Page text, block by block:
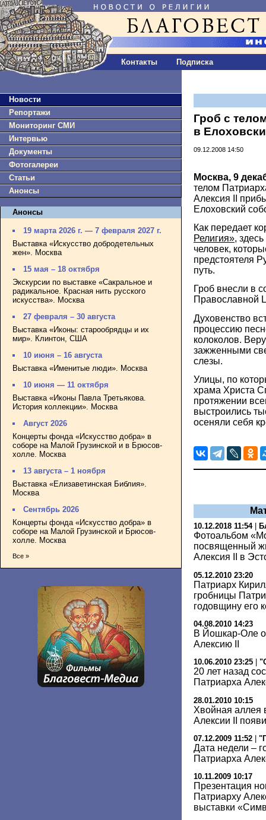
Контакты Подписка
Новости
Репортажи
Мониторинг СМИ
Интервью
Документы
Фотогалереи
Статьи
Анонсы
Анонсы
19 марта 2026 г. — 7 февраля 2027 г.
Выставка «Искусство добродетельных
жен». Москва
15 мая – 18 октября
Экскурсии по выставке «Сакральное и
радикальное. Красная нить русского
искусства». Москва
27 февраля – 30 августа
Выставка «Иконы: старообрядцы и их
мир». Клинтон, США
10 июня – 16 августа
Выставка «Именитые люди». Москва
10 июня — 11 октября
Выставка «Иконы Павла Третьякова.
История коллекции». Москва
Август 2026
Концерты фонда «Искусство добра» в
соборе на Малой Грузинской и в Брюсов-
холле. Москва
13 августа – 1 ноября
Выставка «Елизаветинская Библия».
Москва
Сентябрь 2026
Концерты фонда «Искусство добра» в
соборе на Малой Грузинской и Брюсов-
холле. Москва
Все »
Гроб с
в
09.12.2008 14:50
Москва, 9
телом
Алексия II
Елоховский
Как передает
Религия»,
человек,
предстоятеля
путь.
Гроб внесли в
Православной
Духовенство
процессию
колоколов.
зажженными
слезы.
Улицы, по
храма Христа
протяжении
выстроились
осеняли себя
10.12.2018 11:54|
Фотоальбом
посвященный
Алексия II в
05.12.2010 23:20
Патриарх
гробницы
годовщину его
04.08.2010 14:23
В Йошкар-Оле
Алексию II
10.06.2010 23:25
20 лет назад
Патриарха
28.01.2010 10:15
Хвойная аллея
Алексии II
07.12.2009 11:52
Дата недели –
Патриарха
10.11.2009 10:17
Презентация
Патриарху
выставки